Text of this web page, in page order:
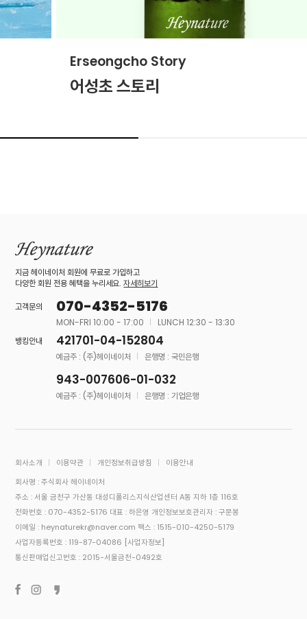
Erseongcho Story
어성초 스토리
지금 헤이네이처 회원에 무료로 가입하고
다양한 회원 전용 혜택을 누리세요.자세히보기
고객문의
070-4352-5176
MON-FRI 10:00 - 17:00
LUNCH 12:30 - 13:30
뱅킹안내
421701-04-152804
예금주 : (주)헤이네이처 은행명 : 국민은행
943-007606-01-032
예금주 : (주)헤이네이처 은행명 : 기업은행
회사소개 이용약관 개인정보취급방침
이용안내
회사명 : 주식회사 헤이네이처
주소 : 서울 금천구 가산동 대성디폴리스지식산업센터 A동 지하 1층 116호
전화번호 : 070-4352-5176 대표 : 하은영 개인정보보호관리자 : 구문봉
이메일 : heynaturekr@naver.com 팩스 : 1515-010-4250-5179
사업자등록번호 : 119-87-04086 [사업자정보]
통신판매업신고번호 : 2015-서울금천-0492호